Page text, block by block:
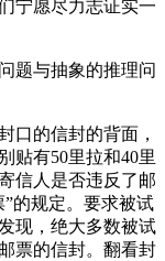
宁愿尽力志证实一
与抽象的推理问
的信封的背面，
贴有50里拉和40里
信人是否违反了邮
的规定。要求被试
现，绝大多数被试
票的信封。翻看封